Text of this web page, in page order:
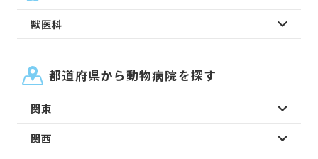
獣医科
都道府県から動物病院を探す
関東
関西